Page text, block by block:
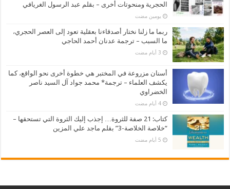
الحجرية ومنحوتات أخرى – بقلم عبد الرسول الغريافي
‏يومين مضت
ربما ما زلنا نختار أصدقاءنا بعقلية تعود إلى العصر الحجري،
ما السبب – ترجمة عدنان أحمد الحاجي
أسنان مزروعة في المختبر هي خطوة أخرى نحو الواقع، كما
يكشف العلماء – ترجمة* محمد جواد آل السيد ناصر
الخضراوي
‏4 أيام مضت
كتاب: 21 صفة للثروة… إجذب إليك الثروة التي تستحقها –
“خلاصة الخلاصة-3” بقلم ماجد علي المزين